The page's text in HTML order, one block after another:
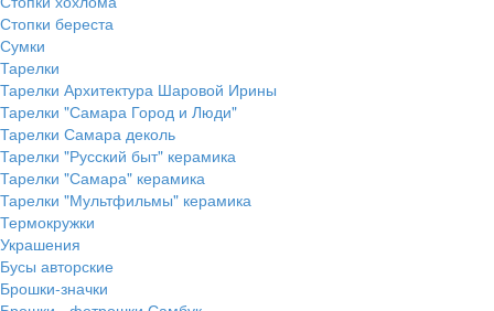
Стопки береста
Сумки
Тарелки
Тарелки Архитектура Шаровой Ирины
Тарелки "Самара Город и Люди"
Тарелки Самара деколь
Тарелки "Русский быт" керамика
Тарелки "Самара" керамика
Тарелки "Мультфильмы" керамика
Термокружки
Украшения
Бусы авторские
Брошки-значки